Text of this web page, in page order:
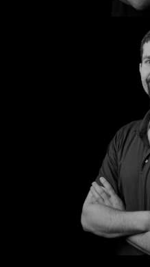
Steffen